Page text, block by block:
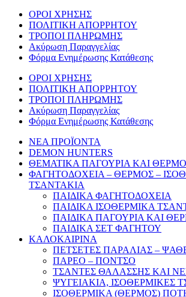
ΟΡΟΙ ΧΡΗΣΗΣ
ΠΟΛΙΤΙΚΗ ΑΠΟΡΡΗΤΟΥ
ΤΡΟΠΟΙ ΠΛΗΡΩΜΗΣ
Ακύρωση Παραγγελίας
Φόρμα Ενημέρωσης Κατάθεσης
ΟΡΟΙ ΧΡΗΣΗΣ
ΠΟΛΙΤΙΚΗ ΑΠΟΡΡΗΤΟΥ
ΤΡΟΠΟΙ ΠΛΗΡΩΜΗΣ
Ακύρωση Παραγγελίας
Φόρμα Ενημέρωσης Κατάθεσης
ΝΕΑ ΠΡΟΪΟΝΤΑ
DEMON HUNTERS
ΘΕΜΑΤΙΚΑ ΠΑΓΟΥΡΙΑ ΚΑΙ
ΦΑΓΗΤΟΔΟΧΕΙΑ – ΘΕΡΜΟΣ –
ΤΣΑΝΤΑΚΙΑ
ΠΑΙΔΙΚΑ ΦΑΓΗΤΟΔΟΧΕΙΑ
ΠΑΙΔΙΚΑ ΙΣΟΘΕΡΜΙΚΑ
ΠΑΙΔΙΚΑ ΠΑΓΟΥΡΙΑ ΚΑΙ
ΠΑΙΔΙΚΑ ΣΕΤ ΦΑΓΗΤΟΥ
ΚΑΛΟΚΑΙΡΙΝΑ
ΠΕΤΣΕΤΕΣ ΠΑΡΑΛΙΑΣ –
ΠΑΡΕΟ – ΠΟΝΤΣΟ
ΤΣΑΝΤΕΣ ΘΑΛΑΣΣΗΣ ΚΑΙ
ΨΥΓΕΙΑΚΙΑ, ΙΣΟΘΕΡΜΙΚΕΣ
ΙΣΟΘΕΡΜΙΚΑ (ΘΕΡΜΟΣ)